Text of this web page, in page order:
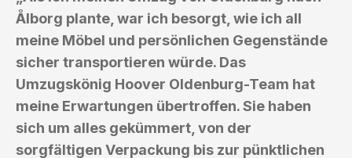
Ålborg plante, war ich besorgt, wie ich all
meine Möbel und persönlichen Gegenstände
sicher transportieren würde. Das
Umzugskönig Hoover Oldenburg-Team hat
meine Erwartungen übertroffen. Sie haben
sich um alles gekümmert, von der
sorgfältigen Verpackung bis zur pünktlichen